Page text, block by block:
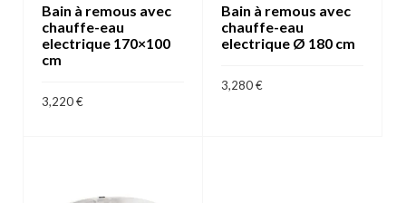
Bain à remous avec
chauffe-eau
electrique 170×100
cm
3,220€
Bain à remous avec
chauffe-eau
electrique Ø 180 cm
3,280€